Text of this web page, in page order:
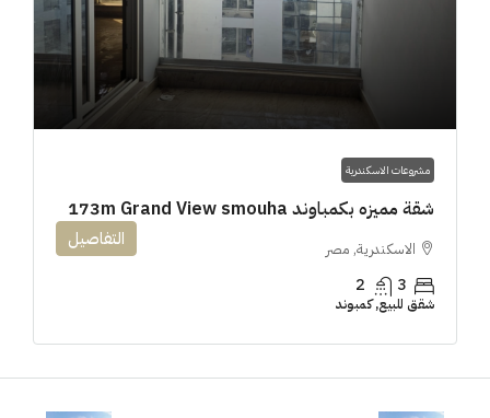
مشروعات الاسكندرية
شقة مميزه بكمباوند 173m Grand View smouha
الاسكندرية, مصر
3
2
شقق للبيع, كمبوند
التفاصيل